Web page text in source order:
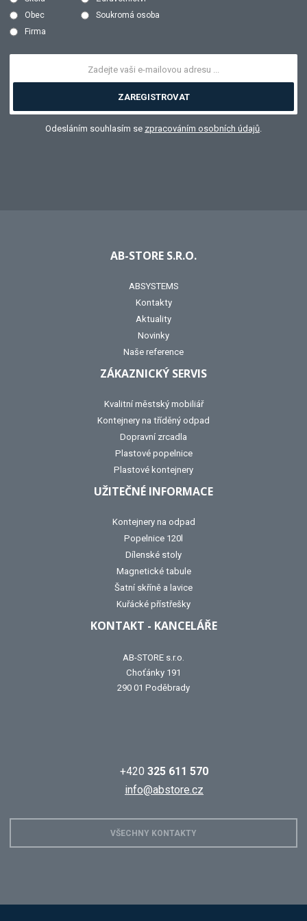
Obec
Soukromá osoba
Firma
ZAREGISTROVAT
Odesláním souhlasím se zpracováním osobních údajů.
AB-STORE S.R.O.
ABSYSTEMS
Kontakty
Aktuality
Novinky
Naše reference
ZÁKAZNICKÝ SERVIS
Kvalitní městský mobiliář
Kontejnery na tříděný odpad
Dopravní zrcadla
Plastové popelnice
Plastové kontejnery
UŽITEČNÉ INFORMACE
Kontejnery na odpad
Popelnice 120l
Dílenské stoly
Magnetické tabule
Šatní skříně a lavice
Kuřácké přístřešky
KONTAKT - KANCELÁŘE
AB-STORE s.r.o.
Choťánky 191
290 01 Poděbrady
+420 325 611 570
info@abstore.cz
VŠECHNY KONTAKTY